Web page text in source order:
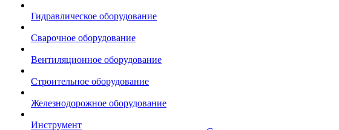
Гидравлическое оборудование
Сварочное оборудование
Вентиляционное оборудование
Строительное оборудование
Железнодорожное оборудование
Инструмент